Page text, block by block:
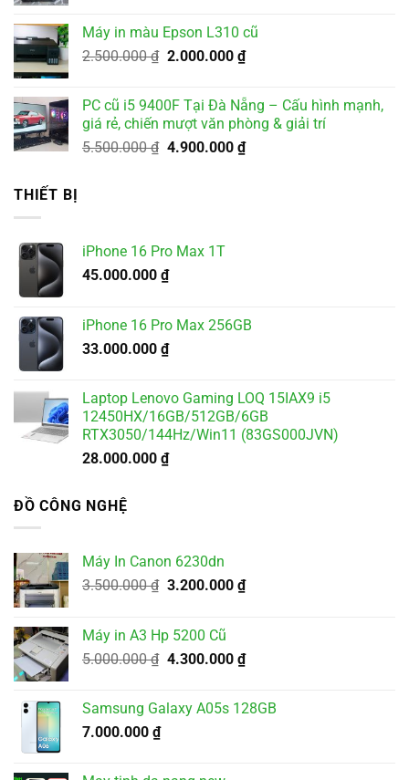
2.000.000 ₫.
tại
là:
1.800.000 ₫.
Máy in màu Epson L310 cũ
2.500.000₫ Giá
2.500.000 ₫.
2.000.000 ₫Giá
tại
là:
2.000.000 ₫.
PC cũ i5 9400F Tại Đà Nẵng – Cấu hình mạnh,
giá rẻ, chiến mượt văn phòng & giải trí
5.500.000₫ Giá
4.900.000 ₫Giá
THIẾT BỊ
iPhone 16 Pro Max 1T
45.000.000 ₫
iPhone 16 Pro Max 256GB
33.000.000 ₫
Laptop Lenovo Gaming LOQ 15IAX9 i5
12450HX/16GB/512GB/6GB
RTX3050/144Hz/Win11 (83GS000JVN)
28.000.000 ₫
ĐỒ CÔNG NGHỆ
Máy In Canon 6230dn
3.500.000₫ Giá
3.500.000 ₫.
3.200.000 ₫Giá
3.200.000 ₫.
Máy in A3 Hp 5200 Cũ
5.000.000₫ Giá
5.000.000 ₫.
4.300.000 ₫Giá
là:
Samsung Galaxy A05s 128GB
7.000.000 ₫